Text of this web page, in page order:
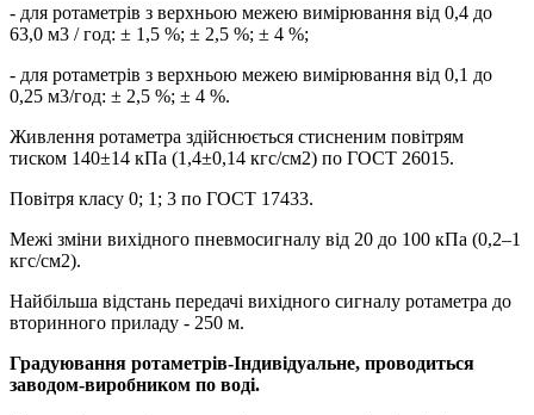
- для ротаметрів з верхньою межею вимірювання від 0,4 до
63,0 м3 / год: ± 1,5 %; ± 2,5 %; ± 4 %;
- для ротаметрів з верхньою межею вимірювання від 0,1 до
0,25 м3/год: ± 2,5 %; ± 4 %.
Живлення ротаметра здійснюється стисненим повітрям
тиском 140±14 кПа (1,4±0,14 кгс/см2) по ГОСТ 26015.
Повітря класу 0; 1; 3 по ГОСТ 17433.
Межі зміни вихідного пневмосигналу від 20 до 100 кПа (0,2–1
кгс/см2).
Найбільша відстань передачі вихідного сигналу ротаметра до
вторинного приладу - 250 м.
Градуювання ротаметрів-Індивідуальне, проводиться
заводом-виробником по воді.